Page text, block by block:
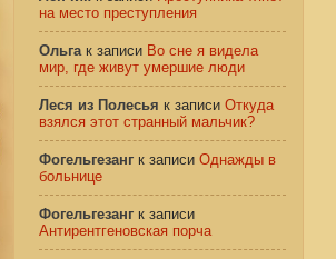
на место преступления
Ольгак записи Во сне я видела
мир, где живут умершие люди
Леся из Полесья к записи Откуда
взялся этот странный мальчик?
Фогельгезанг к записи Однажды в
больнице
Фогельгезанг к записи
Антирентгеновская порча